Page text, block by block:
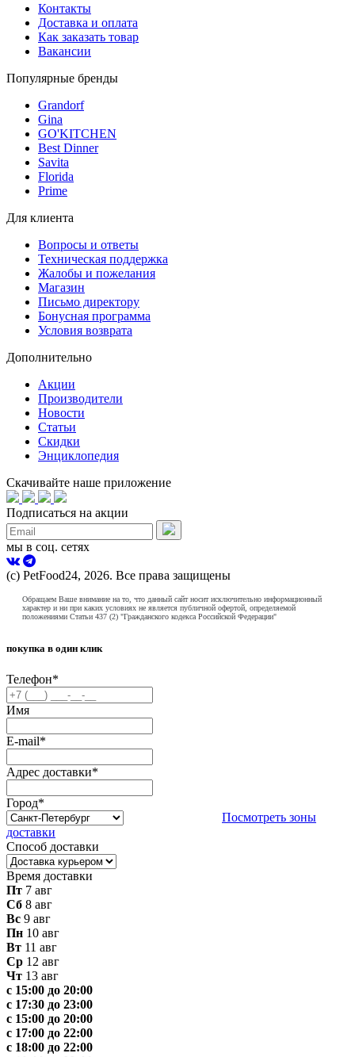
Контакты
Доставка и оплата
Как заказать товар
Вакансии
Популярные бренды
Grandorf
Gina
GO'KITCHEN
Best Dinner
Savita
Florida
Prime
Для клиента
Вопросы и ответы
Техническая поддержка
Жалобы и пожелания
Магазин
Письмо директору
Бонусная программа
Условия возврата
Дополнительно
Акции
Производители
Новости
Статьи
Скидки
Энциклопедия
Скачивайте наше приложение
Подписаться на акции
мы в соц. сетях
(с) PetFood24, 2026. Все права защищены
Обращаем Ваше внимание на то, что данный сайт носит исключительно информационный
характер и ни при каких условиях не является публичной офертой, определяемой
положениями Статьи 437 (2) "Гражданского кодекса Российской Федерации"
покупка в один клик
Телефон*
Имя
E-mail*
Адрес доставки*
Город*
Посмотреть зоны
доставки
Способ доставки
Время доставки
Пт 7 авг
Сб 8 авг
Вс 9 авг
Пн 10 авг
Вт 11 авг
Ср 12 авг
Чт 13 авг
с 15:00 до 20:00
с 17:30 до 23:00
с 15:00 до 20:00
с 17:00 до 22:00
с 18:00 до 22:00